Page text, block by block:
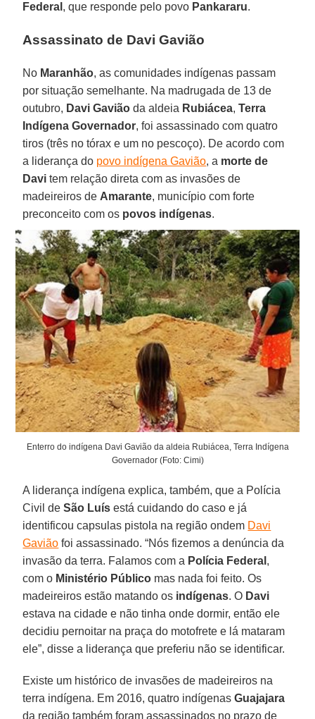
Federal , que responde pelo povo Pankararu.
Assassinato de Davi Gavião
No Maranhão, as comunidades indígenas passam
por situação semelhante. Na madrugada de 13 de
outubro, Davi Gavião da aldeia Rubiácea,Terra
Indígena Governador, foi assassinado com quatro
tiros (três no tórax e um no pescoço). De acordo com
a liderança do povo indígena Gavião, a morte de
Davi tem relação direta com as invasões de
madeireiros deAmarante, município com forte
preconceito com os povos indígenas.
Enterro do indígena Davi Gavião da aldeia Rubiácea, Terra Indígena
Governador (Foto: Cimi)
A liderança indígena explica, também, que a Polícia
Civil deSão Luís está cuidando do caso e já
identificou capsulas pistola na região ondem Davi
Gavião foi assassinado. “Nós fizemos a denúncia da
invasão da terra. Falamos com a Polícia Federal ,
com o Ministério Público mas nada foi feito. Os
madeireiros estão matando os indígenas. O Davi
estava na cidade e não tinha onde dormir, então ele
decidiu pernoitar na praça do motofrete e lá mataram
ele”, disse a liderança que preferiu não se identificar.
Existe um histórico de invasões de madeireiros na
terra indígena. Em 2016, quatro indígenasGuajajara
da região também foram assassinados no prazo de